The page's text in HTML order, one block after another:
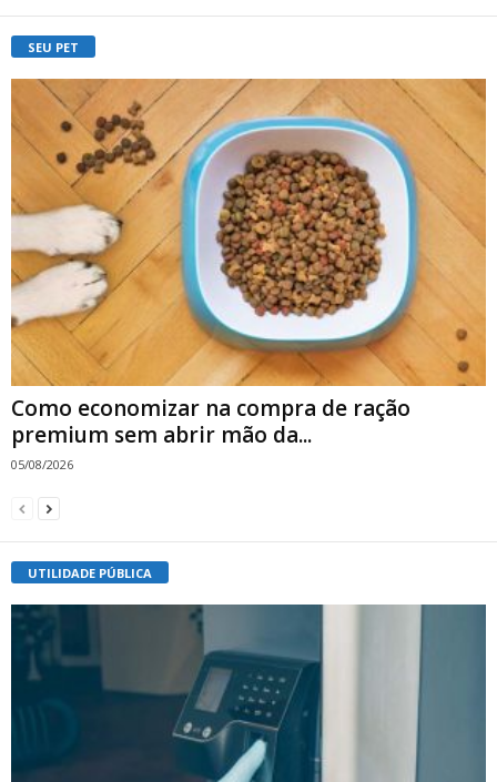
SEU PET
Como economizar na compra de ração
premium sem abrir mão da...
05/08/2026
UTILIDADE PÚBLICA